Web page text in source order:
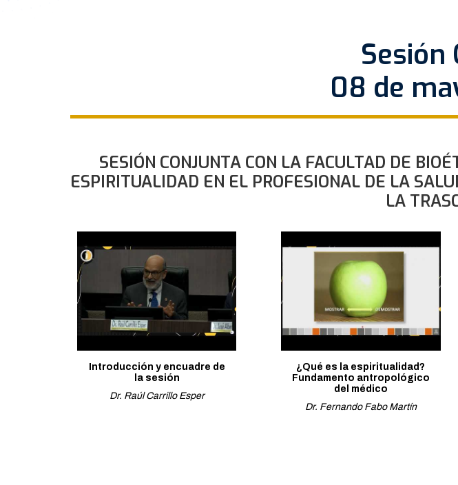
Sesión
08 de
SESIÓN CONJUNTA CON LA FACULTAD DE
ESPIRITUALIDAD EN EL PROFESIONAL DE LA
LA
Introducción y encuadre de
la sesión
Dr. Raúl Carrillo Esper
¿Qué es la espiritualidad?
Fundamento antropológico
del médico
Dr. Fernando Fabo Martín